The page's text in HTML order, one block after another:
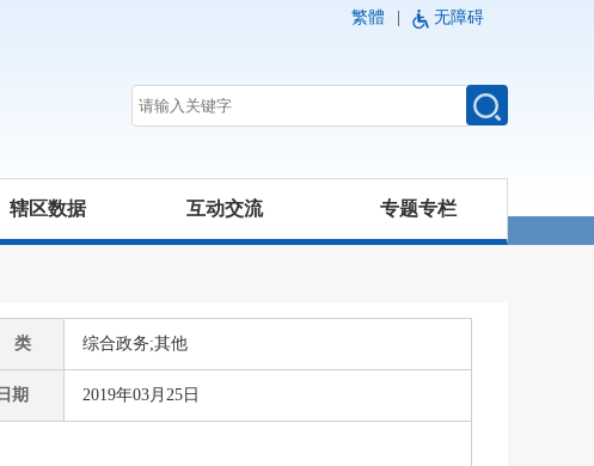
繁體 无障碍
辖区数据 互动交流 专题专栏
综合政务;其他
期 2019年03月25日